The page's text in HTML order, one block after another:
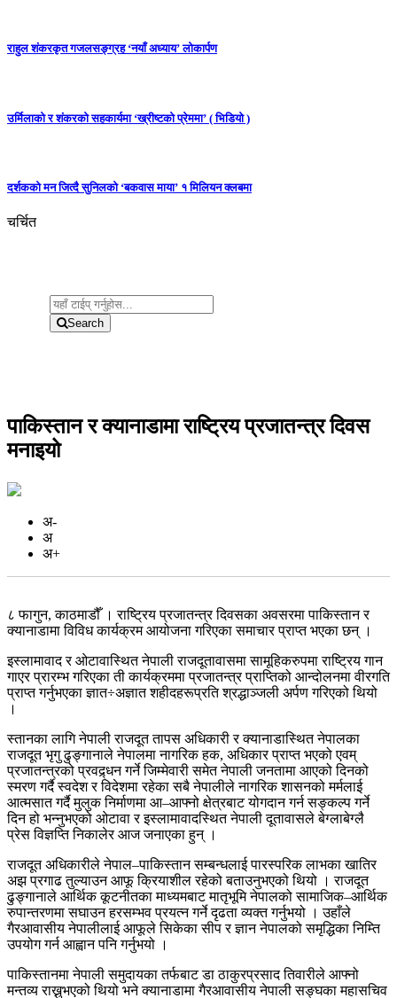
राहुल शंकरकृत गजलसङ्ग्रह ‘नयाँ अध्याय’ लोकार्पण
उर्मिलाको र शंकरको सहकार्यमा ‘ख्रीष्टको प्रेममा’ ( भिडियो )
दर्शकको मन जित्दै सुनिलको ‘बकवास माया’ १ मिलियन क्लबमा
चर्चित
Search
पाकिस्तान र क्यानाडामा राष्ट्रिय प्रजातन्त्र दिवस
मनाइयो
अ-
अ
अ+
८ फागुन, काठमाडौँ । राष्ट्रिय प्रजातन्त्र दिवसका अवसरमा पाकिस्तान र
क्यानाडामा विविध कार्यक्रम आयोजना गरिएका समाचार प्राप्त भएका छन् ।
इस्लामावाद र ओटावास्थित नेपाली राजदूतावासमा सामूहिकरुपमा राष्ट्रिय गान
गाएर प्रारम्भ गरिएका ती कार्यक्रममा प्रजातन्त्र प्राप्तिको आन्दोलनमा वीरगति
प्राप्त गर्नुभएका ज्ञात÷अज्ञात शहीदहरूप्रति श्रद्धाञ्जली अर्पण गरिएको थियो
।
स्तानका लागि नेपाली राजदूत तापस अधिकारी र क्यानाडास्थित नेपालका
राजदूत भृगु ढुङ्गानाले नेपालमा नागरिक हक, अधिकार प्राप्त भएको एवम्
प्रजातन्त्रको प्रवद्र्धन गर्ने जिम्मेवारी समेत नेपाली जनतामा आएको दिनको
स्मरण गर्दै स्वदेश र विदेशमा रहेका सबै नेपालीले नागरिक शासनको मर्मलाई
आत्मसात गर्दै मुलुक निर्माणमा आ–आफ्नो क्षेत्रबाट योगदान गर्न सङ्कल्प गर्ने
दिन हो भन्नुभएको ओटावा र इस्लामावादस्थित नेपाली दूतावासले बेग्लाबेग्लै
प्रेस विज्ञप्ति निकालेर आज जनाएका हुन् ।
राजदूत अधिकारीले नेपाल–पाकिस्तान सम्बन्धलाई पारस्परिक लाभका खातिर
अझ प्रगाढ तुल्याउन आफू क्रियाशील रहेको बताउनुभएको थियो । राजदूत
ढुङ्गानाले आर्थिक कूटनीतका माध्यमबाट मातृभूमि नेपालको सामाजिक–आर्थिक
रुपान्तरणमा सघाउन हरसम्भव प्रयत्न गर्ने दृढता व्यक्त गर्नुभयो । उहाँले
गैरआवासीय नेपालीलाई आफूले सिकेका सीप र ज्ञान नेपालको समृद्धिका निम्ति
उपयोग गर्न आह्वान पनि गर्नुभयो ।
पाकिस्तानमा नेपाली समुदायका तर्फबाट डा ठाकुरप्रसाद तिवारीले आफ्नो
मन्तव्य राख्नुभएको थियो भने क्यानाडामा गैरआवासीय नेपाली सङ्घका महासचिव